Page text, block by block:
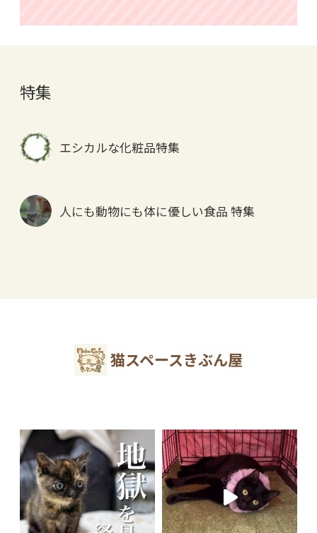
特集
エシカルな化粧品特集
人にも動物にも体に優しい食品 特集
猫スペースきぶん屋